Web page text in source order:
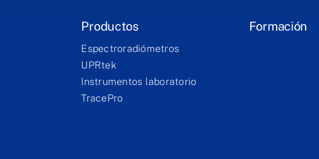
Productos
Espectroradiómetros
UPRtek
Instrumentos laboratorio
TracePro
Formación